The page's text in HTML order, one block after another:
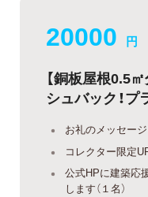
20000 円
【銅板屋根0.5
シュバック！プ
お礼のメッセー
コレクター限定
公式HPに建築応
します（１名）